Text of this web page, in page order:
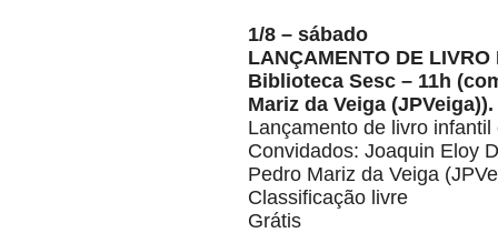
1/8 – sábado
LANÇAMENTO DE
Biblioteca Sesc – 11h
Mariz da Veiga (JPVeiga)).
Lançamento de livro
Convidados: Joaquin Eloy
Pedro Mariz da Veiga
Classificação livre
Grátis